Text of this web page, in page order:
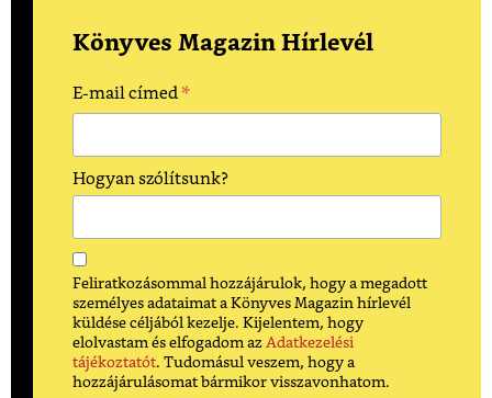
Könyves Magazin Hírlevél
E-mail címed *
Hogyan szólítsunk?
Feliratkozásommal hozzájárulok, hogy a megadott
személyes adataimat a Könyves Magazin hírlevél
küldése céljából kezelje. Kijelentem, hogy
elolvastam és elfogadom az Adatkezelési
tájékoztatót. Tudomásul veszem, hogy a
hozzájárulásomat bármikor visszavonhatom.